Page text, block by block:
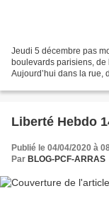
Jeudi 5 décembre pas
boulevards parisiens, de
Aujourd’hui dans la rue,
Liberté Hebdo
Publié le 04/04/2020 à
Par BLOG-PCF-ARRAS